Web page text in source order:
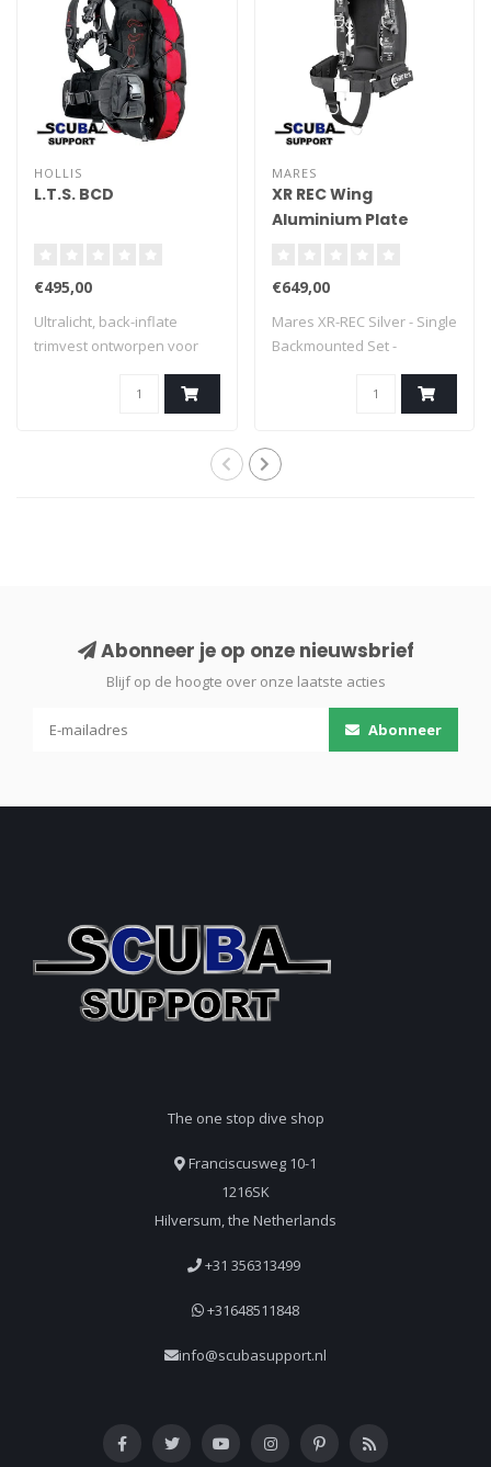
HOLLIS
L.T.S. BCD
€495,00
Ultralicht, back-inflate
trimvest ontworpen voor
MARES
XR REC Wing
Aluminium Plate
€649,00
Mares XR-REC Silver - Single
Backmounted Set -
Abonneer je op onze nieuwsbrief
Blijf op de hoogte over onze laatste acties
Abonneer
The one stop dive shop
Franciscusweg 10-1
1216SK
Hilversum, the Netherlands
+31 356313499
+31648511848
info@scubasupport.nl